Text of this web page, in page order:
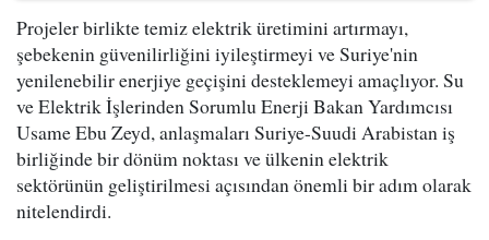
Projeler birlikte temiz elektrik üretimini artırmayı,
şebekenin güvenilirliğini iyileştirmeyi ve Suriye'nin
yenilenebilir enerjiye geçişini desteklemeyi amaçlıyor. Su
ve Elektrik İşlerinden Sorumlu Enerji Bakan Yardımcısı
Usame Ebu Zeyd, anlaşmaları Suriye-Suudi Arabistan iş
birliğinde bir dönüm noktası ve ülkenin elektrik
sektörünün geliştirilmesi açısından önemli bir adım olarak
nitelendirdi.